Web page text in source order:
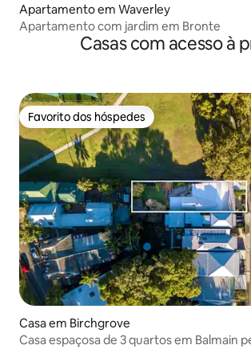
Apartamento em Waverley
Apartamento com jardim em Bronte
Casas com acesso à
Favorito dos hóspedes
Favorito dos hóspedes
Casa em Birchgrove
Casa espaçosa de 3 quartos em Balmain